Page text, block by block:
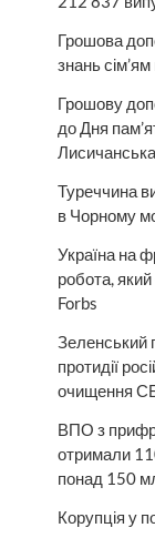
Грошова
знань
Грошову
до Дня
Туреччина
в Чорному
Україна на
робота,
Forbs
Зеленський
протидії
очищення
ВПО з
отримали
понад 150
Корупція у